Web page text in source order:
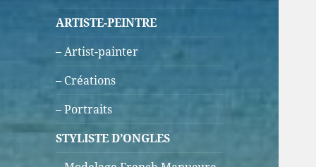
ARTISTE-PEINTRE
– Artist-painter
– Créations
– Portraits
STYLISTE D’ONGLES